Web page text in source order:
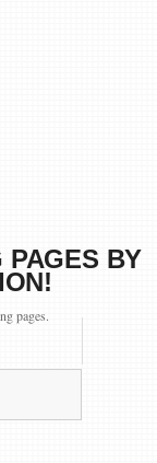
PAGES BY
pages.